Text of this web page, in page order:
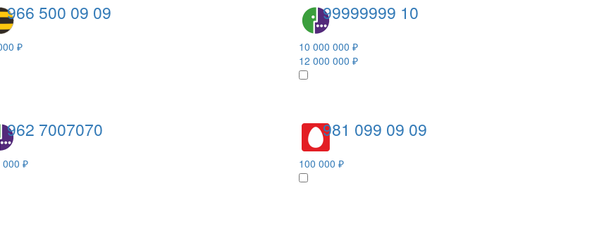
966 500 09 09
₽
99999999 10
10 000 000 ₽
12 000 000 ₽
962 7007070
000 ₽
981 099 09 09
100 000 ₽